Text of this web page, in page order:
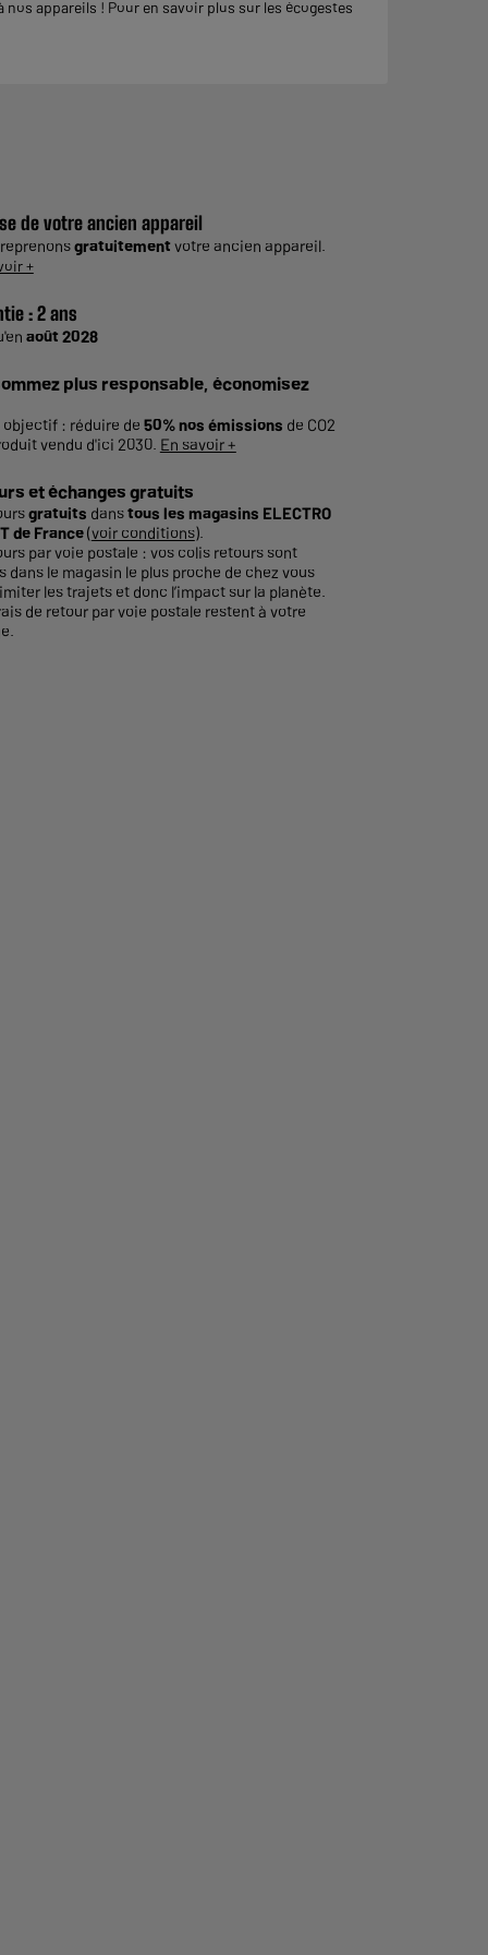
appareils ! Pour en savoir plus sur les écogestes
de votre ancien appareil
gratuitement votre ancien appareil.
+
:2 ans
août 2028
plus responsable, économisez
objectif : réduire de 50% nos émissions de CO2
vendu d'ici 2030. En savoir +
et échanges gratuits
gratuits danstous les magasins ELECTRO
de France(voir conditions).
par voie postale : vos colis retours sont
dans le magasin le plus proche de chez vous
les trajets et donc l’impact sur la planète.
de retour par voie postale restent à votre